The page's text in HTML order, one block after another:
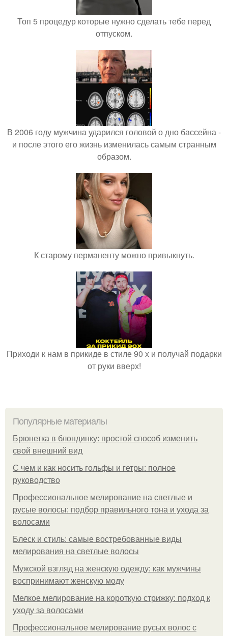
Топ 5 процедур которые нужно сделать тебе перед
отпуском.
В 2006 году мужчина ударился головой о дно бассейна -
и после этого его жизнь изменилась самым странным
образом.
К старому перманенту можно привыкнуть.
Приходи к нам в прикиде в стиле 90 х и получай подарки
от руки вверх!
Популярные материалы
Брюнетка в блондинку: простой способ изменить
свой внешний вид
С чем и как носить гольфы и гетры: полное
руководство
Профессиональное мелирование на светлые и
русые волосы: подбор правильного тона и ухода за
волосами
Блеск и стиль: самые востребованные виды
мелирования на светлые волосы
Мужской взгляд на женскую одежду: как мужчины
воспринимают женскую моду
Мелкое мелирование на короткую стрижку: подход к
уходу за волосами
Профессиональное мелирование русых волос с